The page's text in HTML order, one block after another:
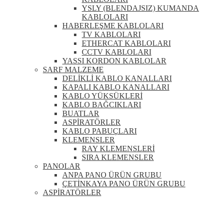
YSLY (BLENDAJSIZ) KUMANDA
KABLOLARI
HABERLEŞME KABLOLARI
TV KABLOLARI
ETHERCAT KABLOLARI
CCTV KABLOLARI
YASSI KORDON KABLOLAR
SARF MALZEME
DELİKLİ KABLO KANALLARI
KAPALI KABLO KANALLARI
KABLO YÜKSÜKLERİ
KABLO BAĞCIKLARI
BUATLAR
ASPİRATÖRLER
KABLO PABUÇLARI
KLEMENSLER
RAY KLEMENSLERİ
SIRA KLEMENSLER
PANOLAR
ANPA PANO ÜRÜN GRUBU
ÇETİNKAYA PANO ÜRÜN GRUBU
ASPİRATÖRLER